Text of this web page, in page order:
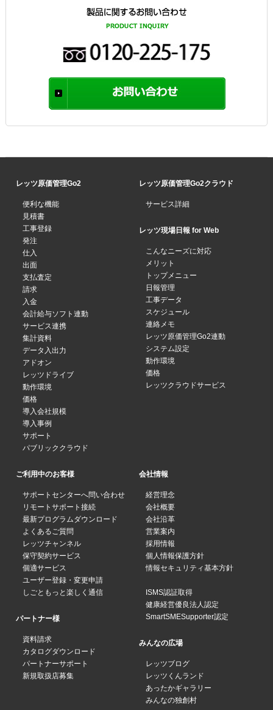
レッツ原価管理Go2
便利な機能
見積書
工事登録
発注
仕入
出面
支払査定
請求
入金
会計給与ソフト連動
サービス連携
集計資料
データ入出力
アドオン
レッツドライブ
動作環境
価格
導入会社規模
導入事例
サポート
パブリッククラウド
レッツ原価管理Go2クラウド
サービス詳細
レッツ現場日報 for Web
こんなニーズに対応
メリット
トップメニュー
日報管理
工事データ
スケジュール
連絡メモ
レッツ原価管理Go2連動
システム設定
動作環境
価格
レッツクラウドサービス
ご利用中のお客様
サポートセンターへ問い合わせ
リモートサポート接続
最新プログラムダウンロード
よくあるご質問
レッツチャンネル
保守契約サービス
個適サービス
ユーザー登録・変更申請
しごともっと楽しく通信
パートナー様
資料請求
カタログダウンロード
パートナーサポート
新規取扱店募集
会社情報
経営理念
会社概要
会社沿革
営業案内
採用情報
個人情報保護方針
情報セキュリティ基本方針
ISMS認証取得
健康経営優良法人認定
SmartSMESupporter認定
みんなの広場
レッツブログ
レッツくんランド
あったかギャラリー
みんなの独創村